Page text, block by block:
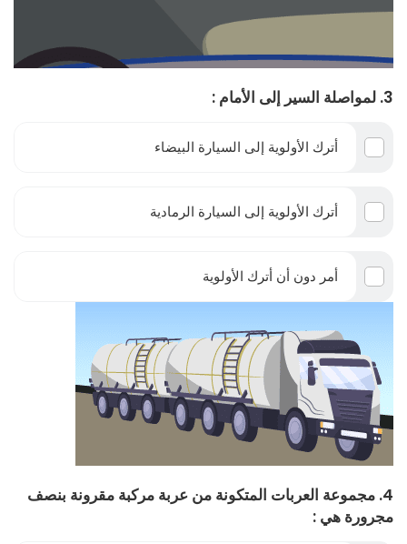
3. لمواصلة السير إلى الأمام :
أترك الأولوية إلى السيارة البيضاء
أترك الأولوية إلى السيارة الرمادية
أمر دون أن أترك الأولوية
4. مجموعة العربات المتكونة من عربة مركبة مقرونة بنصف
مجرورة هي :